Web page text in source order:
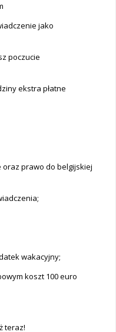
jako
poczucie
ekstra płatne
oraz prawo do belgijskiej
wakacyjny;
koszt 100 euro
teraz!